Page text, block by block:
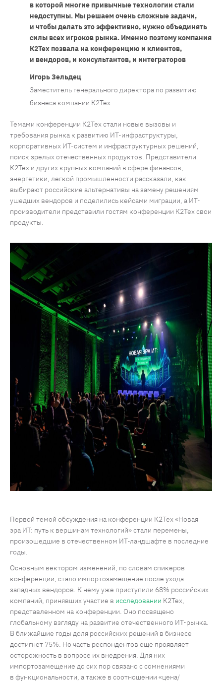
в которой многие привычные технологии стали
недоступны. Мы решаем очень сложные задачи,
и чтобы делать это эффективно, нужно объединять
силы всех игроков рынка. Именно поэтому компания
К2Тех позвала на конференцию и клиентов,
и вендоров, и консультантов, и интеграторов
Игорь Зельдец
Заместитель генерального директора по развитию
бизнеса компании К2Тех
Темами конференции К2Тех стали новые вызовы и
требования рынка к развитию ИТ-инфраструктуры,
корпоративных ИТ-систем и инфраструктурных решений,
поиск зрелых отечественных продуктов. Представители
К2Тех и других крупных компаний в сфере финансов,
энергетики, легкой промышленности рассказали, как
выбирают российские альтернативы на замену решениям
ушедших вендоров и поделились кейсами миграции, а ИТ-
производители представили гостям конференции К2Тех свои
продукты.
Первой темой обсуждения на конференции К2Тех «Новая
эра ИТ: путь к вершинам технологий» стали перемены,
произошедшие в отечественном ИТ-ландшафте в последние
годы.
Основным вектором изменений, по словам спикеров
конференции, стало импортозамещение после ухода
западных вендоров. К нему уже приступили 68% российских
компаний, принявших участие в исследовании К2Тех,
представленном на конференции. Оно посвящено
глобальному взгляду на развитие отечественного ИТ-рынка.
В ближайшие годы доля российских решений в бизнесе
достигнет 75%. Но часть респондентов еще проявляет
осторожность в вопросе их внедрения. Для них
импортозамещение до сих пор связано с сомнениями
в функциональности, а также в соотношении «цена/